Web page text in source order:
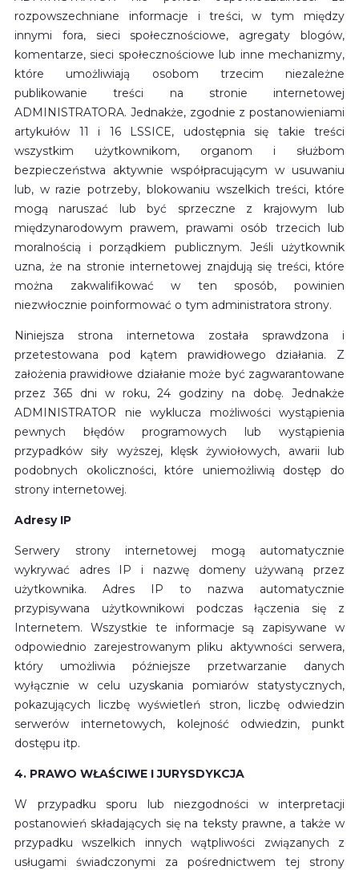
rozpowszechniane informacje i treści, w tym między
innymi fora, sieci społecznościowe, agregaty blogów,
komentarze, sieci społecznościowe lub inne mechanizmy,
które umożliwiają osobom trzecim niezależne
publikowanie treści na stronie internetowej
ADMINISTRATORA. Jednakże, zgodnie z postanowieniami
artykułów 11 i 16 LSSICE, udostępnia się takie treści
wszystkim użytkownikom, organom i służbom
bezpieczeństwa aktywnie współpracującym w usuwaniu
lub, w razie potrzeby, blokowaniu wszelkich treści, które
mogą naruszać lub być sprzeczne z krajowym lub
międzynarodowym prawem, prawami osób trzecich lub
moralnością i porządkiem publicznym. Jeśli użytkownik
uzna, że na stronie internetowej znajdują się treści, które
można zakwalifikować w ten sposób, powinien
niezwłocznie poinformować o tym administratora strony.
Niniejsza strona internetowa została sprawdzona i
przetestowana pod kątem prawidłowego działania. Z
założenia prawidłowe działanie może być zagwarantowane
przez 365 dni w roku, 24 godziny na dobę. Jednakże
ADMINISTRATOR nie wyklucza możliwości wystąpienia
pewnych błędów programowych lub wystąpienia
przypadków siły wyższej, klęsk żywiołowych, awarii lub
podobnych okoliczności, które uniemożliwią dostęp do
strony internetowej.
Adresy IP
Serwery strony internetowej mogą automatycznie
wykrywać adres IP i nazwę domeny używaną przez
użytkownika. Adres IP to nazwa automatycznie
przypisywana użytkownikowi podczas łączenia się z
Internetem. Wszystkie te informacje są zapisywane w
odpowiednio zarejestrowanym pliku aktywności serwera,
który umożliwia późniejsze przetwarzanie danych
wyłącznie w celu uzyskania pomiarów statystycznych,
pokazujących liczbę wyświetleń stron, liczbę odwiedzin
serwerów internetowych, kolejność odwiedzin, punkt
dostępu itp.
4. PRAWO WŁAŚCIWE I JURYSDYKCJA
W przypadku sporu lub niezgodności w interpretacji
postanowień składających się na teksty prawne, a także w
przypadku wszelkich innych wątpliwości związanych z
usługami świadczonymi za pośrednictwem tej strony